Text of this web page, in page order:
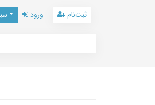
ورود ثبت‌نام